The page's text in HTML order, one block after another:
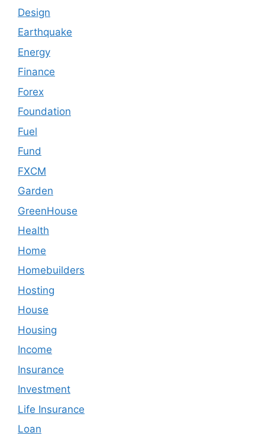
Design
Earthquake
Energy
Finance
Forex
Foundation
Fuel
Fund
FXCM
Garden
GreenHouse
Health
Home
Homebuilders
Hosting
House
Housing
Income
Insurance
Investment
Life Insurance
Loan